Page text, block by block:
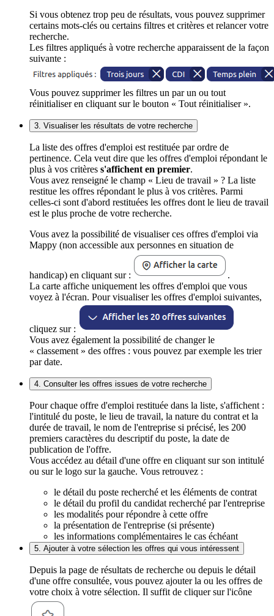
Si vous obtenez trop peu de résultats, vous pouvez supprimer
certains mots-clés ou certains filtres et critères et relancer votre
recherche.
Les filtres appliqués à votre recherche apparaissent de la façon
suivante :
Vous pouvez supprimer les filtres un par un ou tout
réinitialiser en cliquant sur le bouton « Tout réinitialiser ».
3. Visualiser les résultats de votre recherche
La liste des offres d'emploi est restituée par ordre de
pertinence. Cela veut dire que les offres d'emploi répondant le
plus à vos critères s'affichent en premier.
Vous avez renseigné le champ « Lieu de travail » ? La liste
restitue les offres répondant le plus à vos critères. Parmi
celles-ci sont d'abord restituées les offres dont le lieu de travail
est le plus proche de votre recherche.
Vous avez la possibilité de visualiser ces offres d'emploi via
Mappy (non accessible aux personnes en situation de
handicap) en cliquant sur :
.
La carte affiche uniquement les offres d'emploi que vous
voyez à l'écran. Pour visualiser les offres d'emploi suivantes,
cliquez sur :
Vous avez également la possibilité de changer le
« classement » des offres : vous pouvez par exemple les trier
par date.
4. Consulter les offres issues de votre recherche
Pour chaque offre d'emploi restituée dans la liste, s'affichent :
l'intitulé du poste, le lieu de travail, la nature du contrat et la
durée de travail, le nom de l'entreprise si précisé, les 200
premiers caractères du descriptif du poste, la date de
publication de l'offre.
Vous accédez au détail d'une offre en cliquant sur son intitulé
ou sur le logo sur la gauche. Vous retrouvez :
le détail du poste recherché et les éléments de contrat
le détail du profil du candidat recherché par l'entreprise
les modalités pour répondre à cette offre
la présentation de l'entreprise (si présente)
les informations complémentaires le cas échéant
5. Ajouter à votre sélection les offres qui vous intéressent
Depuis la page de résultats de recherche ou depuis le détail
d'une offre consultée, vous pouvez ajouter la ou les offres de
votre choix à votre sélection. Il suffit de cliquer sur l'icône